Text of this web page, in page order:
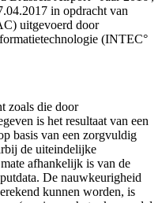
in opdracht van
uitgevoerd door
(INTEC°
zoals die door
is het resultaat van een
basis van een zorgvuldig
de uiteindelijke
afhankelijk is van de
De nauwkeurigheid
kunnen worden, is